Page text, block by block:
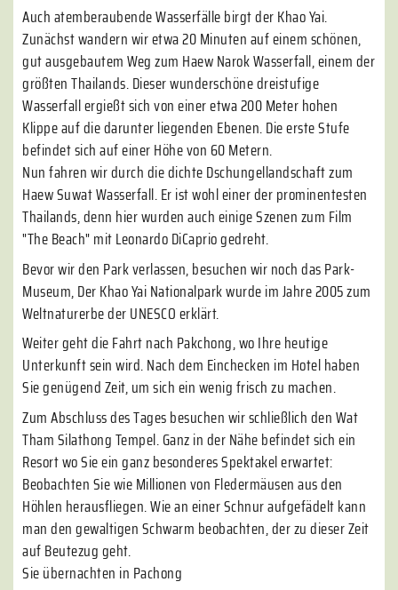
Auch atemberaubende Wasserfälle birgt der Khao Yai.
Zunächst wandern wir etwa 20 Minuten auf einem schönen,
gut ausgebautem Weg zum Haew Narok Wasserfall, einem der
größten Thailands. Dieser wunderschöne dreistufige
Wasserfall ergießt sich von einer etwa 200 Meter hohen
Klippe auf die darunter liegenden Ebenen. Die erste Stufe
befindet sich auf einer Höhe von 60 Metern.
Nun fahren wir durch die dichte Dschungellandschaft zum
Haew Suwat Wasserfall. Er ist wohl einer der prominentesten
Thailands, denn hier wurden auch einige Szenen zum Film
"The Beach" mit Leonardo DiCaprio gedreht.
Bevor wir den Park verlassen, besuchen wir noch das Park-
Museum, Der Khao Yai Nationalpark wurde im Jahre 2005 zum
Weltnaturerbe der UNESCO erklärt.
Weiter geht die Fahrt nach Pakchong, wo Ihre heutige
Unterkunft sein wird. Nach dem Einchecken im Hotel haben
Sie genügend Zeit, um sich ein wenig frisch zu machen.
Zum Abschluss des Tages besuchen wir schließlich den Wat
Tham Silathong Tempel. Ganz in der Nähe befindet sich ein
Resort wo Sie ein ganz besonderes Spektakel erwartet:
Beobachten Sie wie Millionen von Fledermäusen aus den
Höhlen herausfliegen. Wie an einer Schnur aufgefädelt kann
man den gewaltigen Schwarm beobachten, der zu dieser Zeit
auf Beutezug geht.
Sie übernachten in Pachong